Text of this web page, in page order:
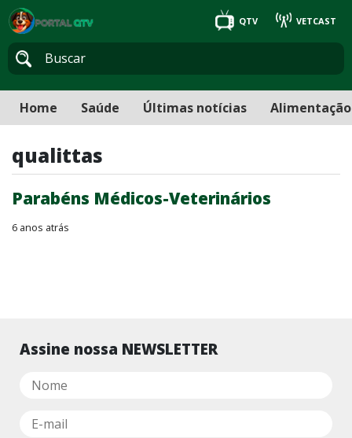
QTV VETCAST
Home Saúde Últimas notícias Alimentação
qualittas
Parabéns Médicos-Veterinários
6 anos atrás
Assine nossa NEWSLETTER